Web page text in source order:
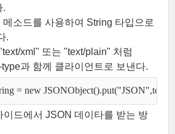
.
메소드를 사용하여 String 타입으로
.
xml" 또는 "text/plain" 처럼
과 함께 클라이언트로 보낸다.
= new
이드에서 JSON 데이타를 받는 방